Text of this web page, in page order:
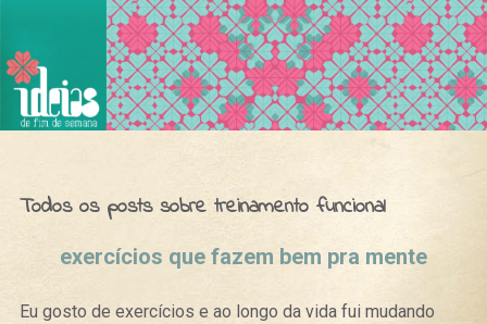
Ideias de Fim de Semana
Todos os posts sobre treinamento funcional
exercícios que fazem bem pra mente
Eu gosto de exercícios e ao longo da vida fui mudando